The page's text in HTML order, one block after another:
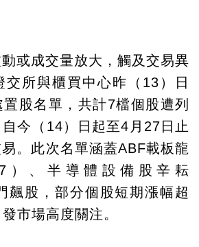
或成交量放大，觸及交易異
交所與櫃買中心昨（13）日
股名單，共計7檔個股遭列
今（14）日起至4月27日止
。此次名單涵蓋ABF載板龍
）、半導體設備股辛耘
飆股，部分個股短期漲幅超
市場高度關注。